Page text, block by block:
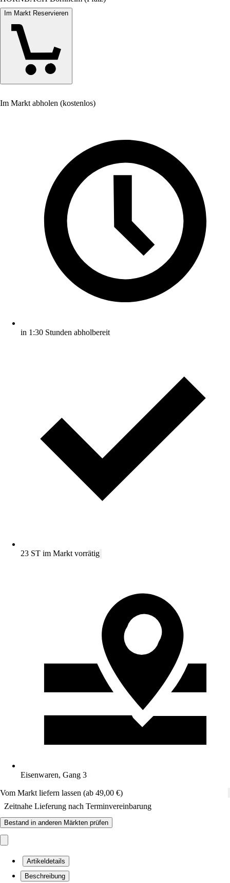
Im Markt Reservieren
Im Markt abholen (kostenlos)
in 1:30 Stunden abholbereit
23 ST im Markt vorrätig
Eisenwaren, Gang 3
Vom Markt liefern lassen (ab 49,00 €)
Zeitnahe Lieferung nach Terminvereinbarung
Bestand in anderen Märkten prüfen
Artikeldetails
Beschreibung